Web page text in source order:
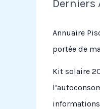
Derniers
Annuaire
portée de
Kit solaire